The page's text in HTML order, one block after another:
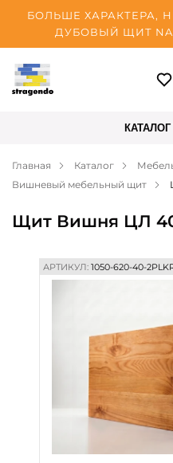
БОЛЬШЕ ХАРАКТЕРА,
ДУБОВЫЙ ЩИТ
Таллинн
Оплата
Блог
Контакты
Главная Каталог
Вишневый мебельный щит
Щит Вишня ЦЛ
АРТИКУЛ:1050-620-40-